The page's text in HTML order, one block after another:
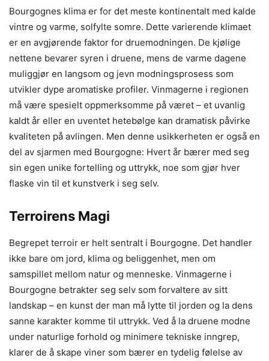
Bourgognes klima er for det meste kontinentalt med kalde
vintre og varme, solfylte somre. Dette varierende klimaet
er en avgjørende faktor for druemodningen. De kjølige
nettene bevarer syren i druene, mens de varme dagene
muliggjør en langsom og jevn modningsprosess som
utvikler dype aromatiske profiler. Vinmagerne i regionen
må være spesielt oppmerksomme på været – et uvanlig
kaldt år eller en uventet hetebølge kan dramatisk påvirke
kvaliteten på avlingen. Men denne usikkerheten er også en
del av sjarmen med Bourgogne: Hvert år bærer med seg
sin egen unike fortelling og uttrykk, noe som gjør hver
flaske vin til et kunstverk i seg selv.
Terroirens Magi
Begrepet terroir er helt sentralt i Bourgogne. Det handler
ikke bare om jord, klima og beliggenhet, men om
samspillet mellom natur og menneske. Vinmagerne i
Bourgogne betrakter seg selv som forvaltere av sitt
landskap – en kunst der man må lytte til jorden og la dens
sanne karakter komme til uttrykk. Ved å la druene modne
under naturlige forhold og minimere tekniske inngrep,
klarer de å skape viner som bærer en tydelig følelse av